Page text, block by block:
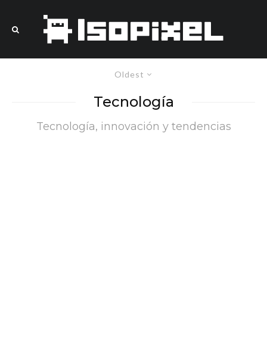
Oldest
Tecnología
Tecnología, innovación y tendencias